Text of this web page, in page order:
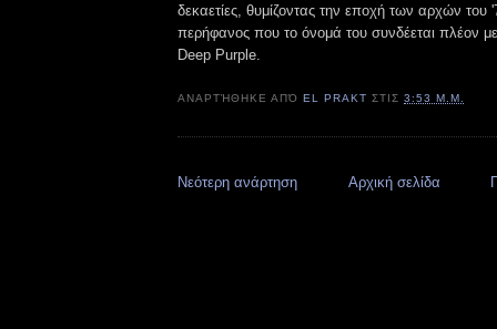
δεκαετίες, θυμίζοντας την εποχή των αρχών
περήφανος που το όνομά του συνδέεται πλέον
Deep Purple.
ΑΝΑΡΤΉΘΗΚΕ ΑΠΌEL PRAKT ΣΤΙΣ3:53 Μ.Μ.
Νεότερη ανάρτηση Αρχική σελίδα